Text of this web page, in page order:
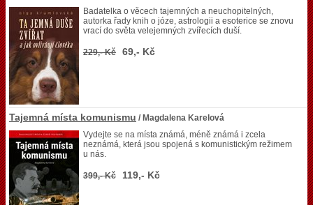
Badatelka o věcech tajemných a neuchopitelných,
autorka řady knih o józe, astrologii a esoterice se znovu
vrací do světa velejemných zvířecích duší.
229,- Kč 69,- Kč
Tajemná místa komunismu / Magdalena Karelová
Vydejte se na místa známá, méně známá i zcela
neznámá, která jsou spojená s komunistickým režimem
u nás.
399,- Kč 119,- Kč